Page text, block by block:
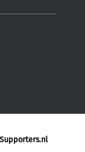
Supporters.nl